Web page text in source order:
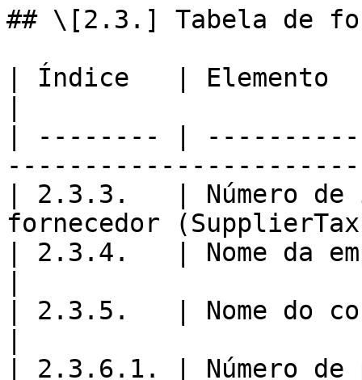
## \[2.3.] Tabela de
| Índice   | Elemento
| -------- |
| 2.3.3.   | Número
fornecedor
| 2.3.4.   | Nome da
| 2.3.5.   | Nome do
| 2.3.6.1. | Número de